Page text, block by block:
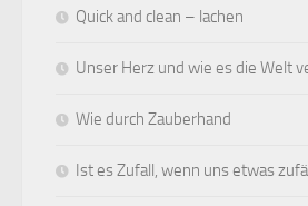
Quick and clean – lachen
Unser Herz und wie es die Welt
Wie durch Zauberhand
Ist es Zufall, wenn uns etwas